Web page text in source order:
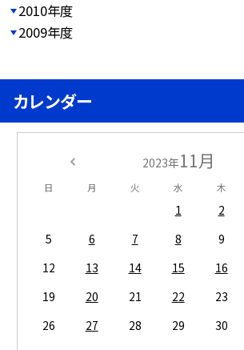
2010年度
2009年度
カレンダー
2023年11月
日 月 火 水 木
1 2
5
6 7 8 9
12
13 14 15 16
19
20 21 22 23
26
27 28 29 30